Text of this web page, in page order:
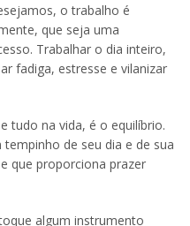
o trabalho é
que seja uma
Trabalhar o dia inteiro,
fadiga, estresse e vilanizar
tudo na vida, é o equilíbrio.
de seu dia e de sua
que proporciona prazer
algum instrumento